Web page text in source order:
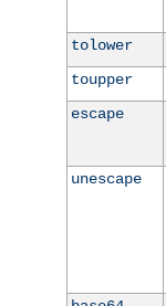
tolower
toupper
escape
unescape